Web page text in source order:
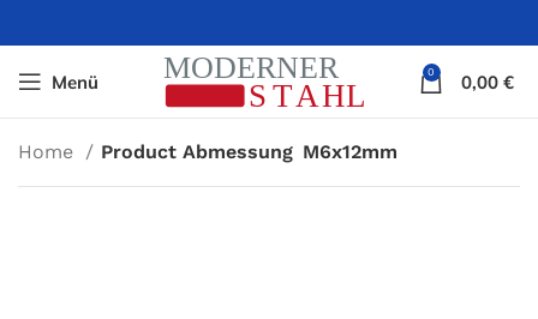
Menü 0 0,00 €
Home Product Abmessung M6x12mm